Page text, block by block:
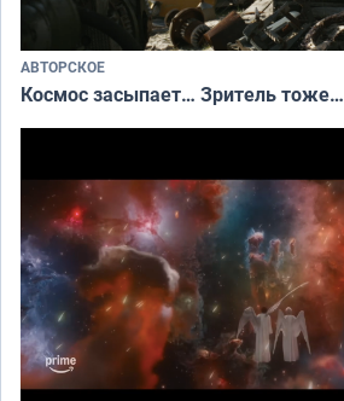
АВТОРСКОЕ
Космос засыпает… Зритель тоже…